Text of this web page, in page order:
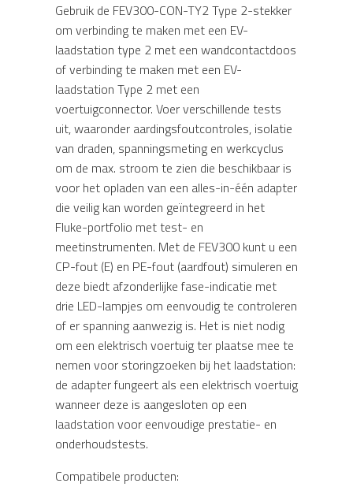
Gebruik de FEV300-CON-TY2 Type 2-stekker
om verbinding te maken met een EV-
laadstation type 2 met een wandcontactdoos
of verbinding te maken met een EV-
laadstation Type 2 met een
voertuigconnector. Voer verschillende tests
uit, waaronder aardingsfoutcontroles, isolatie
van draden, spanningsmeting en werkcyclus
om de max. stroom te zien die beschikbaar is
voor het opladen van een alles-in-één adapter
die veilig kan worden geïntegreerd in het
Fluke-portfolio met test- en
meetinstrumenten. Met de FEV300 kunt u een
CP-fout (E) en PE-fout (aardfout) simuleren en
deze biedt afzonderlijke fase-indicatie met
drie LED-lampjes om eenvoudig te controleren
of er spanning aanwezig is. Het is niet nodig
om een elektrisch voertuig ter plaatse mee te
nemen voor storingzoeken bij het laadstation:
de adapter fungeert als een elektrisch voertuig
wanneer deze is aangesloten op een
laadstation voor eenvoudige prestatie- en
onderhoudstests.
Compatibele producten: